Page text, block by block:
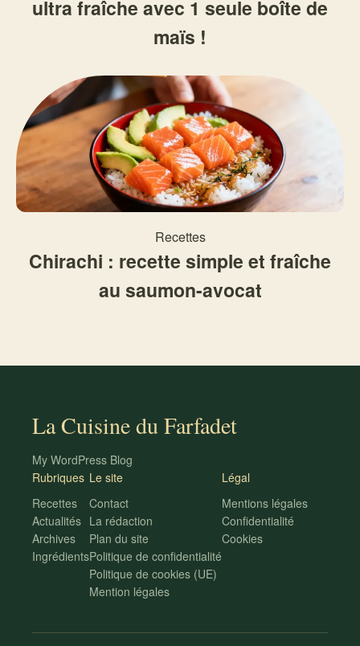
ultra fraîche avec 1 seule boîte de
maïs !
Recettes
Chirachi : recette simple et fraîche
au saumon-avocat
La Cuisine du Farfadet
My WordPress Blog
Rubriques
Recettes
Actualités
Archives
Ingrédients
Le site
Contact
La rédaction
Plan du site
Politique de confidentialité
Politique de cookies (UE)
Mention légales
Légal
Mentions légales
Confidentialité
Cookies